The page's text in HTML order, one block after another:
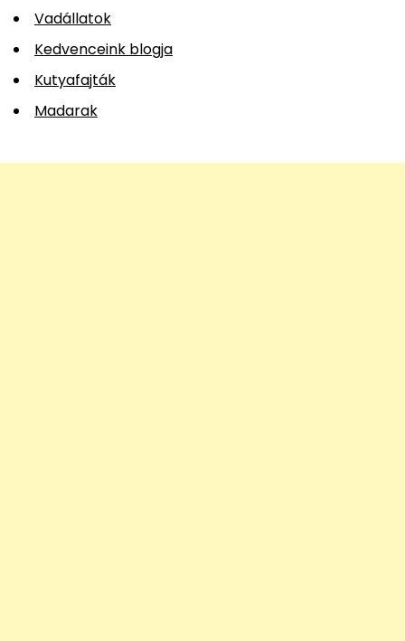
Vadállatok
Kedvenceink blogja
Kutyafajták
Madarak